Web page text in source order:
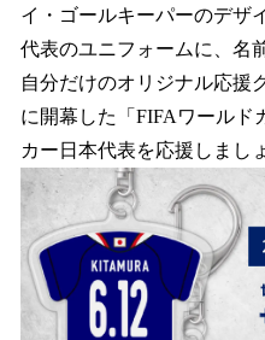
で
す
イ・ゴールキーパーのデザ
代表のユニフォームに、名
自分だけのオリジナル応援
に開幕した「FIFAワールド
カー日本代表を応援しまし